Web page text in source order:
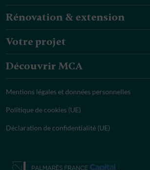
Rénovation & extension
Votre projet
Découvrir MCA
Mentions légales et données personnelles
Politique de cookies (UE)
Déclaration de confidentialité (UE)